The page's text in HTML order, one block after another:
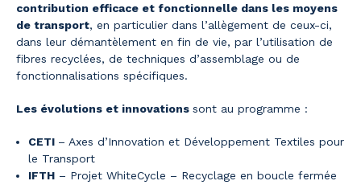
contribution efficace et fonctionnelle dans les moyens
de transport, en particulier dans l’allègement de ceux-ci,
dans leur démantèlement en fin de vie, par l’utilisation de
fibres recyclées, de techniques d’assemblage ou de
fonctionnalisations spécifiques.
Les évolutions et innovations sont au programme :
CETI – Axes d’Innovation et Développement Textiles pour
le Transport
IFTH – Projet WhiteCycle – Recyclage en boucle fermée